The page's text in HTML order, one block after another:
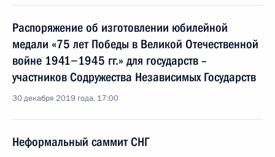
Распоряжение об изготовлении юбилейной
медали «75 лет Победы в Великой Отечественной
войне 1941−1945 гг.» для государств –
участников Содружества Независимых Государств
30 декабря 2019 года, 17:00
Неформальный саммит СНГ